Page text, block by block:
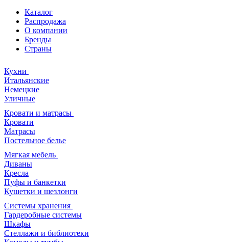
Каталог
Распродажа
О компании
Бренды
Страны
Кухни
Итальянские
Немецкие
Уличные
Кровати и матрасы
Кровати
Матрасы
Постельное белье
Мягкая мебель
Диваны
Кресла
Пуфы и банкетки
Кушетки и шезлонги
Системы хранения
Гардеробные системы
Шкафы
Стеллажи и библиотеки